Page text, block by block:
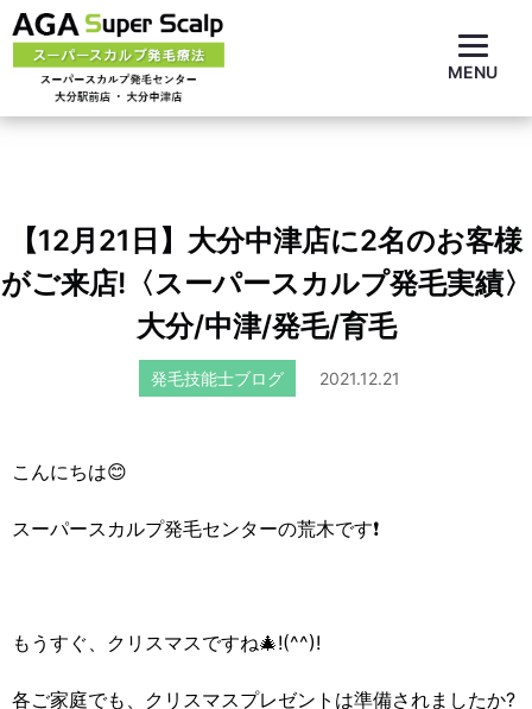
【12月21日】大分中津店に2名のお客様
がご来店!〈スーパースカルプ発毛実績〉
大分/中津/発毛/育毛
発毛技能士ブログ 2021.12.21
こんにちは😊
スーパースカルプ発毛センターの荒木です❗
もうすぐ、クリスマスですね🎄!(^^)!
各ご家庭でも、クリスマスプレゼントは準備されましたか?
MENU